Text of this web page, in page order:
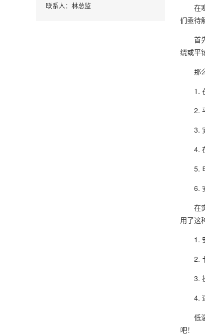
联系人：林总监
在
们亟待
首
绕或平
那
1.
2.
3.
4.
5.
6.
在
用了这
1.
2.
3.
4.
低
吧！